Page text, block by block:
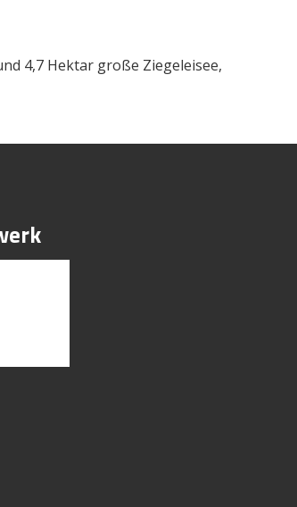
4,7 Hektar große Ziegeleisee,